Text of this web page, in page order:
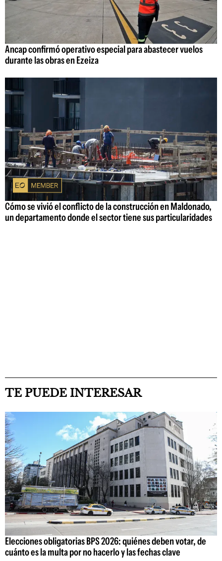
Ancap confirmó operativo especial para abastecer vuelos
durante las obras en Ezeiza
Cómo se vivió el conflicto de la construcción en Maldonado,
un departamento donde el sector tiene sus particularidades
TE PUEDE INTERESAR
Elecciones obligatorias BPS 2026: quiénes deben votar, de
cuánto es la multa por no hacerlo y las fechas clave